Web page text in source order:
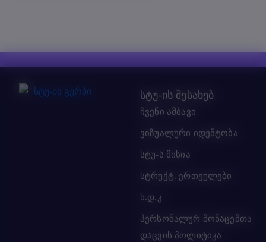
სტუ-ის შესახებ
ჩვენი ამბავი
ვიზუალური იდენტობა
სტუ-ს მისია
სტრუქტ. ერთეულები
ხ.დ.კ
პერსონალურ მონაცემთა
დაცვის პოლიტიკა